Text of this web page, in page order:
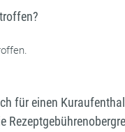
für einen